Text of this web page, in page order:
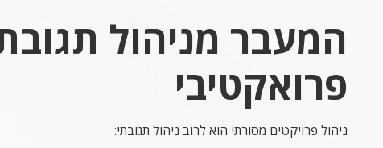
המעבר מניהול
פרואקטיבי
ניהול פרויקטים מסורתי הוא לרוב ניהול תגובתי: